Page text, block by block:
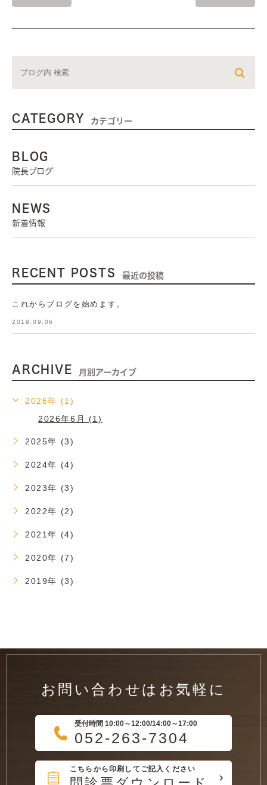
CATEGORY カテゴリー
BLOG
院長ブログ
NEWS
新着情報
RECENT POSTS 最近の投稿
これからブログを始めます。
2019.09.06
ARCHIVE 月別アーカイブ
2026年 (1)
2026年6月 (1)
2025年 (3)
2024年 (4)
2023年 (3)
2022年 (2)
2021年 (4)
2020年 (7)
2019年 (3)
お問い合わせはお気軽に
受付時間 10:00～12:00/14:00～17:00
052-263-7304
こちらから印刷してご記入ください